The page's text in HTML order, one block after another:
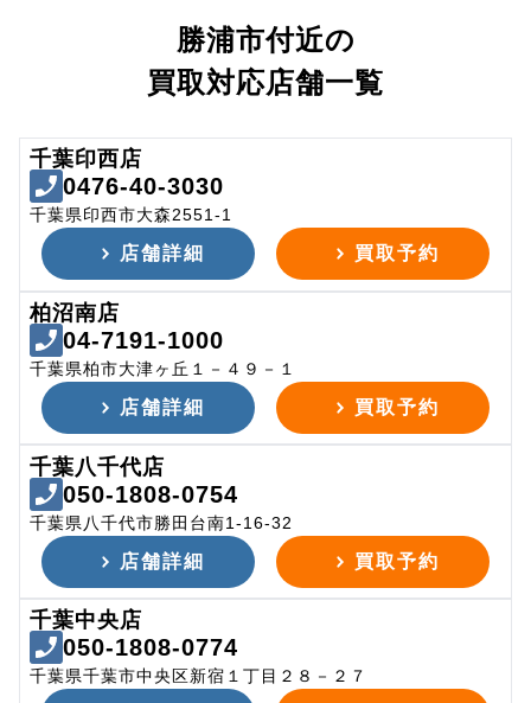
勝浦市付近の
買取対応店舗一覧
千葉印西店
0476-40-3030
千葉県印西市大森2551-1
店舗詳細 買取予約
柏沼南店
04-7191-1000
千葉県柏市大津ヶ丘１－４９－１
店舗詳細 買取予約
千葉八千代店
050-1808-0754
千葉県八千代市勝田台南1-16-32
店舗詳細 買取予約
千葉中央店
050-1808-0774
千葉県千葉市中央区新宿１丁目２８－２７